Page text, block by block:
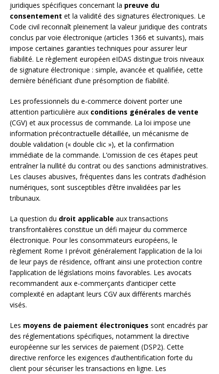
juridiques spécifiques concernant la preuve du
consentement et la validité des signatures électroniques. Le
Code civil reconnaît pleinement la valeur juridique des contrats
conclus par voie électronique (articles 1366 et suivants), mais
impose certaines garanties techniques pour assurer leur
fiabilité. Le règlement européen eIDAS distingue trois niveaux
de signature électronique : simple, avancée et qualifiée, cette
dernière bénéficiant d’une présomption de fiabilité.
Les professionnels du e-commerce doivent porter une
attention particulière aux conditions générales de vente
(CGV) et aux processus de commande. La loi impose une
information précontractuelle détaillée, un mécanisme de
double validation (« double clic »), et la confirmation
immédiate de la commande. L’omission de ces étapes peut
entraîner la nullité du contrat ou des sanctions administratives.
Les clauses abusives, fréquentes dans les contrats d’adhésion
numériques, sont susceptibles d’être invalidées par les
tribunaux.
La question du droit applicable aux transactions
transfrontalières constitue un défi majeur du commerce
électronique. Pour les consommateurs européens, le
règlement Rome I prévoit généralement l’application de la loi
de leur pays de résidence, offrant ainsi une protection contre
l’application de législations moins favorables. Les avocats
recommandent aux e-commerçants d’anticiper cette
complexité en adaptant leurs CGV aux différents marchés
visés.
Les moyens de paiement électroniques sont encadrés par
des réglementations spécifiques, notamment la directive
européenne sur les services de paiement (DSP2). Cette
directive renforce les exigences d’authentification forte du
client pour sécuriser les transactions en ligne. Les